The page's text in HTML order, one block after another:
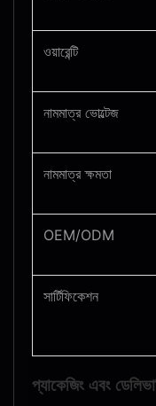
ওয়ারেন্টি
নামমাত্র ভোল্টেজ
নামমাত্র ক্ষমতা
OEM/ODM
সার্টিফিকেশন
প্যাকেজিং এবং